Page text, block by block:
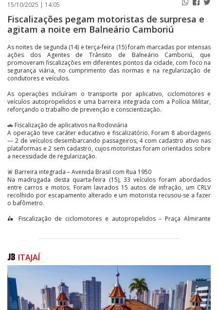
15/10/2025 | 14:05
Fiscalizações pegam motoristas de surpresa e
agitam a noite em Balneário Camboriú
As noites de segunda (14) e terça-feira (15) foram marcadas por intensas
ações dos Agentes de Trânsito de Balneário Camboriú, que
promoveram fiscalizações em diferentes pontos da cidade, com foco na
segurança viária, no cumprimento das normas e na regularização de
condutores e veículos.
As operações incluíram o transporte por aplicativo, ciclomotores e
veículos autopropelidos e uma barreira integrada com a Polícia Militar,
reforçando o trabalho de prevenção e conscientização.
🚗 Fiscalização de aplicativos na Rodoviária
A operação teve caráter educativo e fiscalizatório. Foram 8 abordagens
— 2 de veículos desembarcando passageiros, 4 com cadastro ativo nas
plataformas e 2 sem cadastro, cujos motoristas foram orientados sobre
a necessidade de regularização.
🚨 Barreira integrada – Avenida Brasil com Rua 1950
Na madrugada desta quarta-feira (15), 33 veículos foram abordados
entre carros e motos. Foram lavrados 15 autos de infração, um CRLV
recolhido por escapamento alterado e um motorista recusou-se a fazer
o bafômetro.
🛵 Fiscalização de ciclomotores e autopropelidos – Praça Almirante
As ações integradas e de rotina reforçam o compromisso dos agentes
em promover um trânsito mais seguro e humano para moradores e
visitantes.
ITAJAÍ